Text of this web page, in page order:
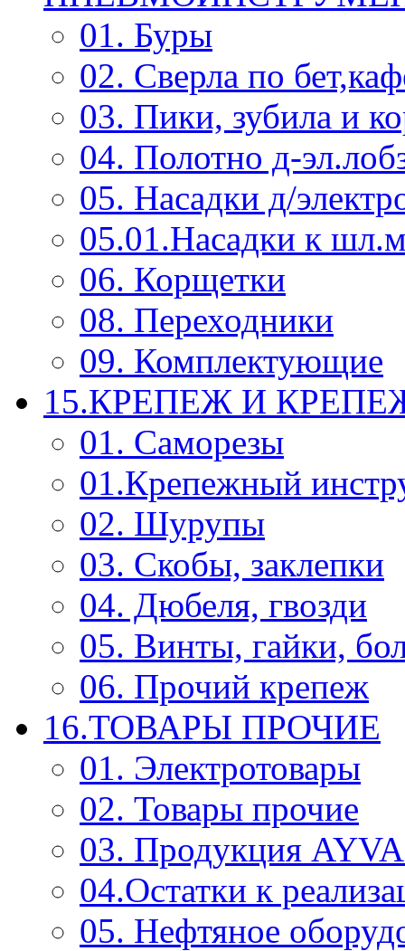
01. Буры
02. Сверла по
03. Пики, зубила и
04. Полотно д-
05. Насадки д/
05.01.Насадки к
06. Корщетки
08. Переходники
09. Комплектующие
15.КРЕПЕЖ И
01. Саморезы
01.Крепежный
02. Шурупы
03. Скобы, заклепки
04. Дюбеля, гвозди
05. Винты, гайки,
06. Прочий крепеж
16.ТОВАРЫ ПРОЧИЕ
01. Электротовары
02. Товары прочие
03. Продукция
04.Остатки к
05. Нефтяное